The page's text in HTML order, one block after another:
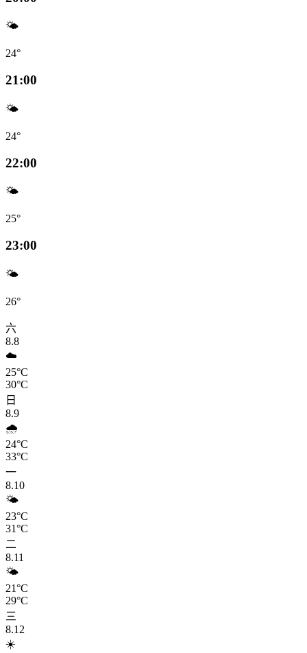
🌤️
24°
21:00
🌤️
24°
22:00
🌤️
25°
23:00
🌤️
26°
六
8.8
☁️
25°C
30°C
日
8.9
🌧️
24°C
33°C
一
8.10
🌤️
23°C
31°C
二
8.11
🌤️
21°C
29°C
三
8.12
☀️